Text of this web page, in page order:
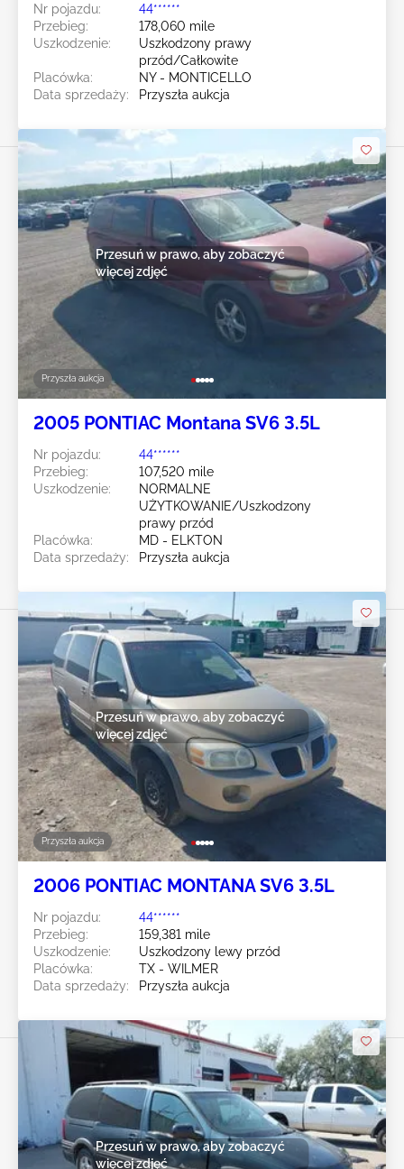
Nr pojazdu:
44******
Przebieg:
178,060 mile
Uszkodzenie:
Uszkodzony prawy
przód/Całkowite
Placówka:
NY - MONTICELLO
Data sprzedaży:
Przyszła aukcja
Przyszła aukcja
Przesuń w prawo, aby zobaczyć
więcej zdjęć
2005 PONTIAC Montana SV6 3.5L
Nr pojazdu:
44******
Przebieg:
107,520 mile
Uszkodzenie:
NORMALNE
UŻYTKOWANIE/Uszkodzony
prawy przód
Placówka:
MD - ELKTON
Data sprzedaży:
Przyszła aukcja
Przyszła aukcja
Przesuń w prawo, aby zobaczyć
więcej zdjęć
2006 PONTIAC MONTANA SV6 3.5L
Nr pojazdu:
44******
Przebieg:
159,381 mile
Uszkodzenie:
Uszkodzony lewy przód
Placówka:
TX - WILMER
Data sprzedaży:
Przyszła aukcja
Przesuń w prawo, aby zobaczyć
więcej zdjęć